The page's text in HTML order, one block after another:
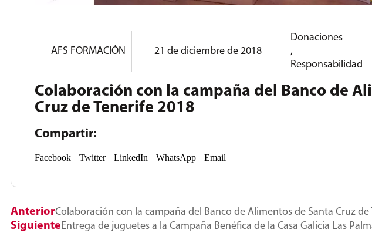
AFS FORMACIÓN 21 de diciembre de 2018
Donaciones
,
Responsabilidad
Colaboración con la campaña del Banco de
Cruz de Tenerife 2018
Compartir:
Facebook Twitter LinkedIn WhatsApp Email
AnteriorColaboración con la campaña del Banco de Alimentos de Santa Cruz de
SiguienteEntrega de juguetes a la Campaña Benéfica de la Casa Galicia Las